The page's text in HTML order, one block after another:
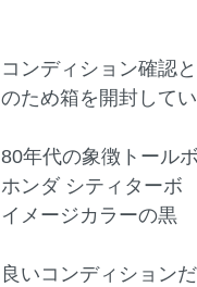
コンディション確認
のため箱を開封して
80年代の象徴トール
ホンダ シティターボ
イメージカラーの黒
良いコンディション